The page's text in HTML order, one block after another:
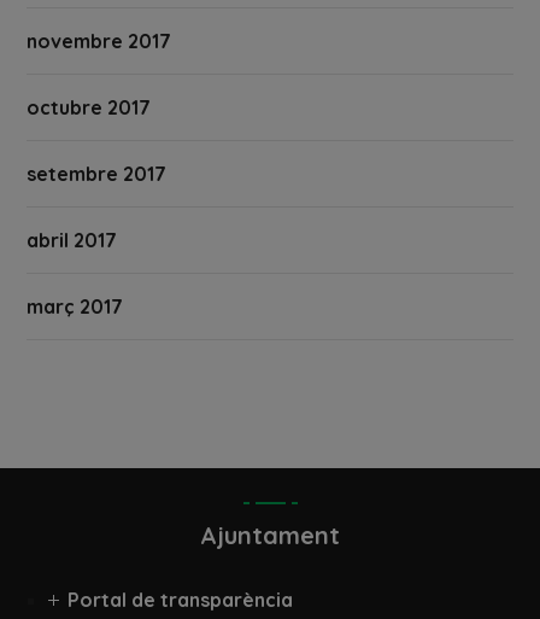
novembre 2017
octubre 2017
setembre 2017
abril 2017
març 2017
Ajuntament
Portal de transparència